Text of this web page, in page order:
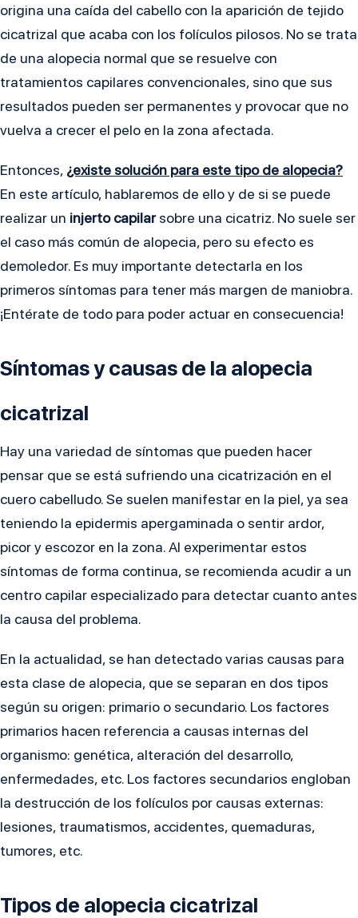
origina una caída del cabello con la aparición de tejido
cicatrizal que acaba con los folículos pilosos. No se trata
de una alopecia normal que se resuelve con
tratamientos capilares convencionales, sino que sus
resultados pueden ser permanentes y provocar que no
vuelva a crecer el pelo en la zona afectada.
Entonces, ¿existe solución para este tipo de alopecia?
En este artículo, hablaremos de ello y de si se puede
realizar un injerto capilar sobre una cicatriz. No suele ser
el caso más común de alopecia, pero su efecto es
demoledor. Es muy importante detectarla en los
primeros síntomas para tener más margen de maniobra.
¡Entérate de todo para poder actuar en consecuencia!
Síntomas y causas de la alopecia
cicatrizal
Hay una variedad de síntomas que pueden hacer
pensar que se está sufriendo una cicatrización en el
cuero cabelludo. Se suelen manifestar en la piel, ya sea
teniendo la epidermis apergaminada o sentir ardor,
picor y escozor en la zona. Al experimentar estos
síntomas de forma continua, se recomienda acudir a un
centro capilar especializado para detectar cuanto antes
la causa del problema.
En la actualidad, se han detectado varias causas para
esta clase de alopecia, que se separan en dos tipos
según su origen: primario o secundario. Los factores
primarios hacen referencia a causas internas del
organismo: genética, alteración del desarrollo,
enfermedades, etc. Los factores secundarios engloban
la destrucción de los folículos por causas externas:
lesiones, traumatismos, accidentes, quemaduras,
tumores, etc.
Tipos de alopecia cicatrizal